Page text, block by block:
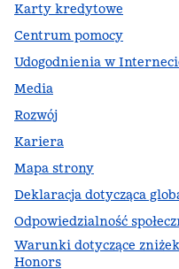
Karty kredytowe
Centrum pomocy
Udogodnienia w
Media
Rozwój
Kariera
Mapa strony
Deklaracja dotycząca
Odpowiedzialność
Warunki dotyczące
Honors